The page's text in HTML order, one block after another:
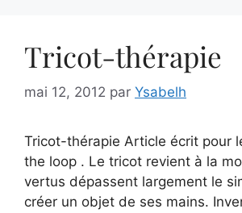
Tricot-thérapie
mai 12, 2012 par Ysabelh
Tricot-thérapie Article écrit pour
the loop . Le tricot revient à la
vertus dépassent largement le
créer un objet de ses mains.